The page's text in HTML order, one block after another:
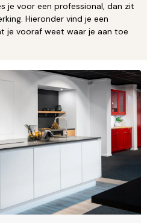
je voor een professional, dan zit
Hieronder vind je een
je vooraf weet waar je aan toe